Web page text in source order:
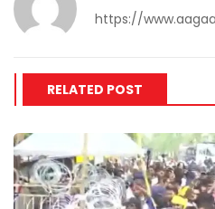
https://
RELATED POST